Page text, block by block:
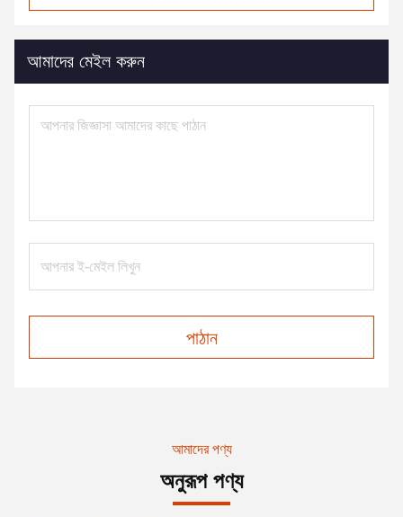
আমাদের মেইল করুন
পাঠান
আমাদের পণ্য
অনুরূপ পণ্য